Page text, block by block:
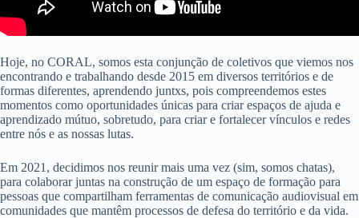
Hoje, no CORAL, somos esta conjunção de coletivos que viemos nos
encontrando e trabalhando desde 2015 em diversos territórios e de
formas diferentes, aprendendo juntxs, pois compreendemos estes
momentos como oportunidades únicas para criar espaços de ajuda e
aprendizado mútuo, sobretudo, para criar e fortalecer vínculos e redes
entre nós e as nossas lutas.
Em 2021, decidimos nos reunir mais uma vez (sim, somos chatas),
para colaborar juntas na construção de um espaço de formação para
pessoas que compartilham ferramentas de comunicação audiovisual em
comunidades que mantêm processos de defesa do território e da vida.